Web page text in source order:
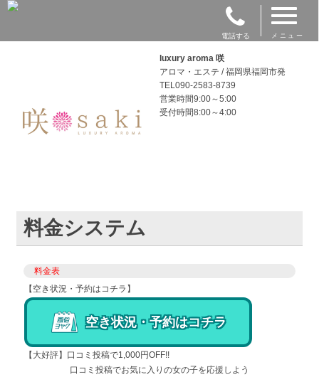
電話する メニュー
luxury aroma 咲
アロマ・エステ / 福岡県福岡市発
TEL090-2583-8739
営業時間9:00～5:00
受付時間8:00～4:00
料金システム
料金表
【空き状況・予約はコチラ】
空き状況・予約はコチラ
【大好評】口コミ投稿で1,000円OFF!!
口コミ投稿でお気に入りの女の子を応援しよう